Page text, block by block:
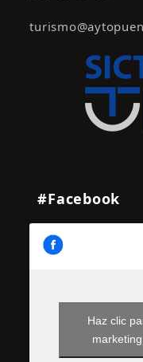
#Facebook
Haz clic